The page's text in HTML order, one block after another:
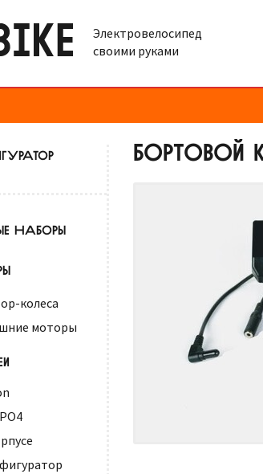
Электровелосипед
своими руками
НАБОРЫ
колеса
моторы
БОРТОВОЙ